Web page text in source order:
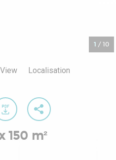
1 / 10
Localisation
150 m²